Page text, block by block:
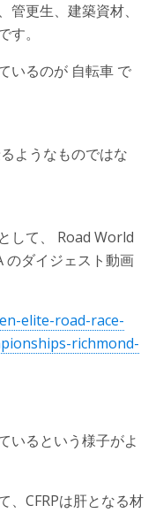
更生、建築資材、
。
いるのが 自転車 で
ようなものではな
して、 Road World
ダイジェスト動画
elite-road-race-
richmond-
いるという様子がよ
、CFRPは肝となる材